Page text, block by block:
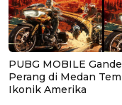
PUBG MOBILE
Perang di Medan
Ikonik Amerika